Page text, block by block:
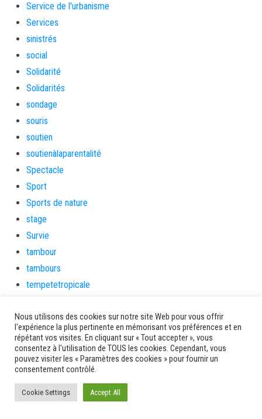
Service de l'urbanisme
Services
sinistrés
social
Solidarité
Solidarités
sondage
souris
soutien
soutienàlaparentalité
Spectacle
Sport
Sports de nature
stage
Survie
tambour
tambours
tempetetropicale
Terres gourmandes
théâtre
Tourisme
toussaint
tradition
Transition Energétique
Nous utilisons des cookies sur notre site Web pour vous offrir
l'expérience la plus pertinente en mémorisant vos préférences et en
répétant vos visites. En cliquant sur « Tout accepter », vous
consentez à l'utilisation de TOUS les cookies. Cependant, vous
pouvez visiter les « Paramètres des cookies » pour fournir un
consentement contrôlé.
Cookie Settings Accept All